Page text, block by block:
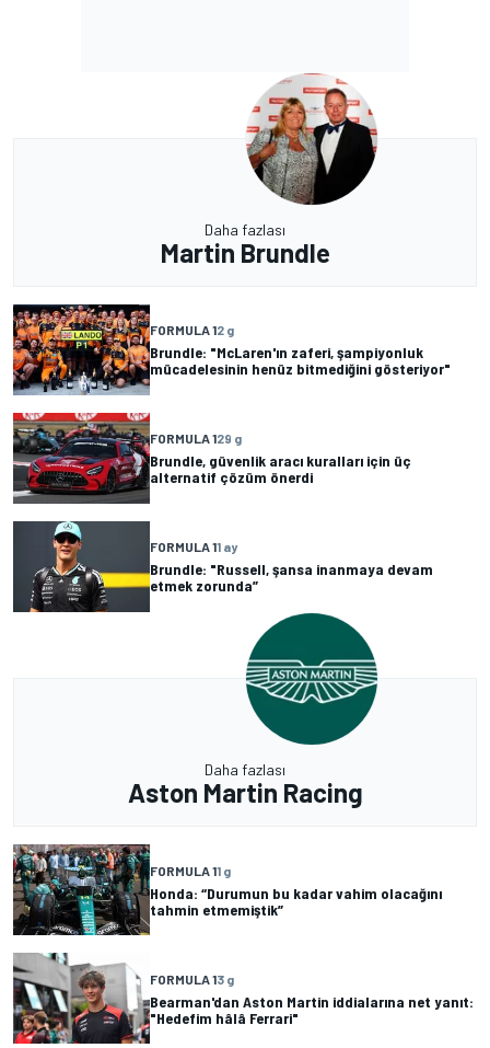
Daha fazlası
Martin Brundle
FORMULA 12 g
Brundle: "McLaren'ın zaferi, şampiyonluk
mücadelesinin henüz bitmediğini gösteriyor"
FORMULA 129 g
Brundle, güvenlik aracı kuralları için üç
alternatif çözüm önerdi
FORMULA 11 ay
Brundle: "Russell, şansa inanmaya devam
etmek zorunda”
Daha fazlası
Aston Martin Racing
FORMULA 11 g
Honda: “Durumun bu kadar vahim olacağını
tahmin etmemiştik”
FORMULA 13 g
Bearman'dan Aston Martin iddialarına net yanıt:
"Hedefim hâlâ Ferrari"